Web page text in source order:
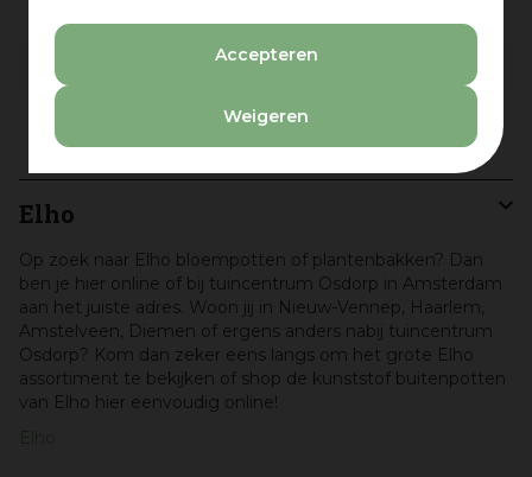
Accepteren
Weigeren
862 g
Plantenbak
Elho
Op zoek naar Elho bloempotten of plantenbakken? Dan
ben je hier online of bij tuincentrum Osdorp in Amsterdam
aan het juiste adres. Woon jij in Nieuw-Vennep, Haarlem,
Amstelveen, Diemen of ergens anders nabij tuincentrum
Osdorp? Kom dan zeker eens langs om het grote Elho
assortiment te bekijken of shop de kunststof buitenpotten
van Elho hier eenvoudig online!